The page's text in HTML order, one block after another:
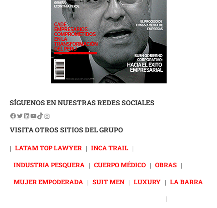
SÍGUENOS EN NUESTRAS REDES SOCIALES
VISITA OTROS SITIOS DEL GRUPO
| LATAM TOP LAWYER | INCA TRAIL |
INDUSTRIA PESQUERA | CUERPO MÉDICO | OBRAS |
MUJER EMPODERADA | SUIT MEN | LUXURY | LA BARRA
|